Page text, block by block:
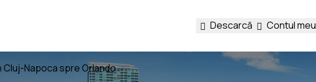
Descarcă Contul meu
Cluj-Napoca spre Orlando